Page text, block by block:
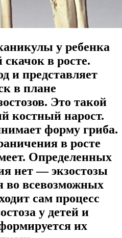
у ребенка
скачок в росте.
и представляет
в плане
Это такой
костный нарост.
форму гриба.
в росте
Определенных
нет — экзостозы
во всевозможных
сам процесс
у детей и
их